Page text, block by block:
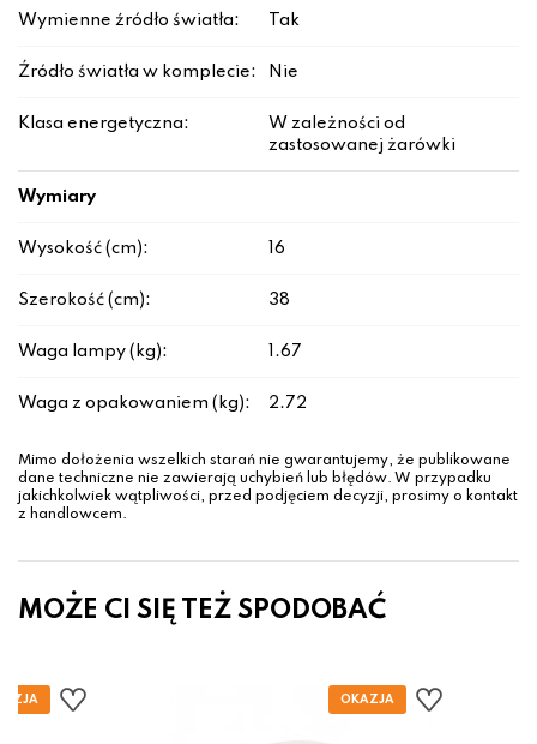
Wymienne źródło światła: Tak
Źródło światła w komplecie: Nie
Klasa energetyczna:
W zależności od
zastosowanej żarówki
Wymiary
Wysokość (cm): 16
Szerokość (cm): 38
Waga lampy (kg): 1.67
Waga z opakowaniem (kg): 2.72
Mimo dołożenia wszelkich starań nie gwarantujemy, że publikowane
dane techniczne nie zawierają uchybień lub błędów. W przypadku
jakichkolwiek wątpliwości, przed podjęciem decyzji, prosimy o kontakt
z handlowcem.
MOŻE CI SIĘ TEŻ SPODOBAĆ